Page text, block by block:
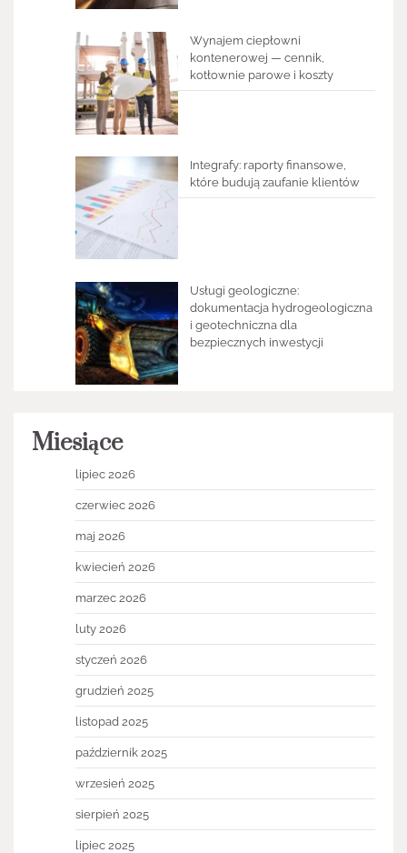
Wynajem ciepłowni
kontenerowej — cennik,
kotłownie parowe i koszty
Integrafy: raporty finansowe,
które budują zaufanie klientów
Usługi geologiczne:
dokumentacja hydrogeologiczna
i geotechniczna dla
bezpiecznych inwestycji
Miesiące
lipiec 2026
czerwiec 2026
maj 2026
kwiecień 2026
marzec 2026
luty 2026
styczeń 2026
grudzień 2025
listopad 2025
październik 2025
wrzesień 2025
sierpień 2025
lipiec 2025